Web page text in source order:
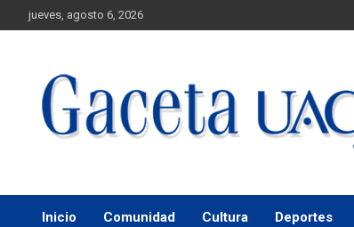
jueves, agosto 6, 2026
Gaceta UACJ
Inicio Comunidad Cultura Deportes